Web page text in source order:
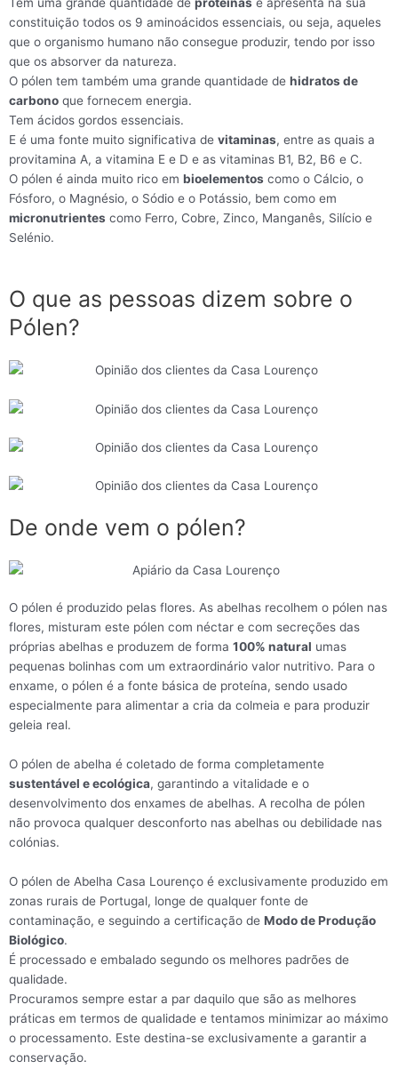
constituição todos os 9 aminoácidos essenciais, ou seja, aqueles
que o organismo humano não consegue produzir, tendo por isso
que os absorver da natureza.
O pólen tem também uma grande quantidade de hidratos de
carbono que fornecem energia.
Tem ácidos gordos essenciais.
E é uma fonte muito significativa de vitaminas, entre as quais a
provitamina A, a vitamina E e D e as vitaminas B1, B2, B6 e C.
O pólen é ainda muito rico em bioelementos como o Cálcio, o
Fósforo, o Magnésio, o Sódio e o Potássio, bem como em
micronutrientes como Ferro, Cobre, Zinco, Manganês, Silício e
Selénio.
O que as pessoas dizem sobre o
Pólen?
De onde vem o pólen?
O pólen é produzido pelas flores. As abelhas recolhem o pólen nas
flores, misturam este pólen com néctar e com secreções das
próprias abelhas e produzem de forma 100% natural umas
pequenas bolinhas com um extraordinário valor nutritivo. Para o
enxame, o pólen é a fonte básica de proteína, sendo usado
especialmente para alimentar a cria da colmeia e para produzir
geleia real.
O pólen de abelha é coletado de forma completamente
sustentável e ecológica, garantindo a vitalidade e o
desenvolvimento dos enxames de abelhas. A recolha de pólen
não provoca qualquer desconforto nas abelhas ou debilidade nas
colónias.
O pólen de Abelha Casa Lourenço é exclusivamente produzido em
zonas rurais de Portugal, longe de qualquer fonte de
contaminação, e seguindo a certificação de Modo de Produção
Biológico.
É processado e embalado segundo os melhores padrões de
qualidade.
Procuramos sempre estar a par daquilo que são as melhores
práticas em termos de qualidade e tentamos minimizar ao máximo
o processamento. Este destina-se exclusivamente a garantir a
conservação.